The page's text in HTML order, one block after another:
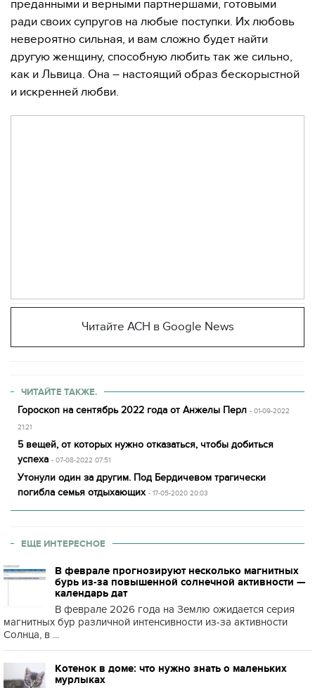
преданными и верными партнершами, готовыми
ради своих супругов на любые поступки. Их любовь
невероятно сильная, и вам сложно будет найти
другую женщину, способную любить так же сильно,
как и Львица. Она – настоящий образ бескорыстной
и искренней любви.
Читайте АСН в Google News
ЧИТАЙТЕ ТАКЖЕ.
Гороскоп на сентябрь 2022 года от Анжелы Перл - 01-09-2022
21:21
5 вещей, от которых нужно отказаться, чтобы добиться
успеха - 07-08-2022 07:51
Утонули один за другим. Под Бердичевом трагически
погибла семья отдыхающих - 17-05-2020 20:03
ЕЩЕ ИНТЕРЕСНОЕ
В феврале прогнозируют несколько магнитных
бурь из-за повышенной солнечной активности —
календарь дат
В феврале 2026 года на Землю ожидается серия
магнитных бур различной интенсивности из-за активности
Солнца, в ...
Котенок в доме: что нужно знать о маленьких
мурлыках